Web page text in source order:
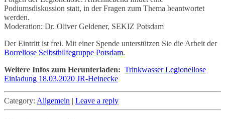
Podiumsdiskussion statt, in der Fragen zum Thema beantwortet
werden.
Moderation: Dr. Oliver Geldener, SEKIZ Potsdam
Der Eintritt ist frei. Mit einer Spende unterstützen Sie die Arbeit der
Borreliose Selbsthilfegruppe Potsdam.
Weitere Infos zum Herunterladen: Trinkwasser Legionellose
Einladung 18.03.2020 JR-Heinecke
Category: Allgemein | Leave a reply